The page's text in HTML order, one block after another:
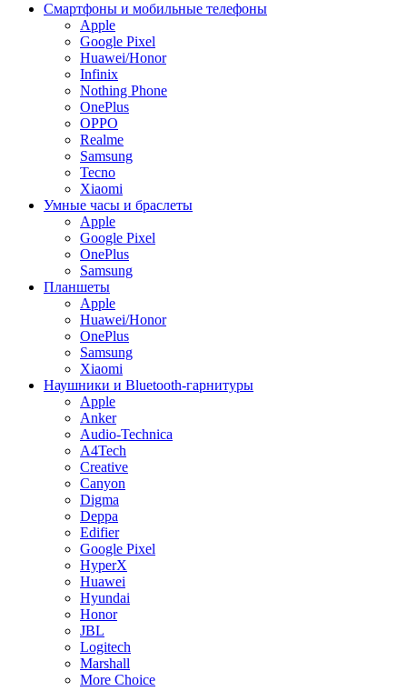
Смартфоны и мобильные телефоны
Apple
Google Pixel
Huawei/Honor
Infinix
Nothing Phone
OnePlus
OPPO
Realme
Samsung
Tecno
Xiaomi
Умные часы и браслеты
Apple
Google Pixel
OnePlus
Samsung
Планшеты
Apple
Huawei/Honor
OnePlus
Samsung
Xiaomi
Наушники и Bluetooth-гарнитуры
Apple
Anker
Audio-Technica
A4Tech
Creative
Canyon
Digma
Deppa
Edifier
Google Pixel
HyperX
Huawei
Hyundai
Honor
JBL
Logitech
Marshall
More Choice